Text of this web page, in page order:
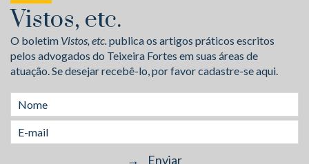
Vistos, etc.
O boletim Vistos, etc.publica os artigos práticos escritos
pelos advogados do Teixeira Fortes em suas áreas de
atuação. Se desejar recebê-lo, por favor cadastre-se aqui.